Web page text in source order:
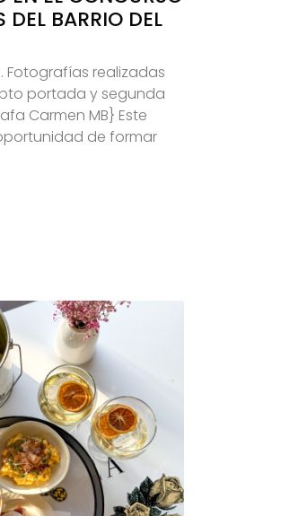
DEL BARRIO DEL
Fotografías realizadas
portada y segunda
Carmen MB} Este
de formar